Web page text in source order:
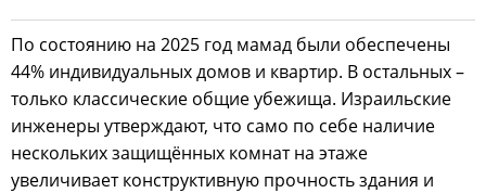
По состоянию на 2025 год мамад были обеспечены
44% индивидуальных домов и квартир. В остальных –
только классические общие убежища. Израильские
инженеры утверждают, что само по себе наличие
нескольких защищённых комнат на этаже
увеличивает конструктивную прочность здания и